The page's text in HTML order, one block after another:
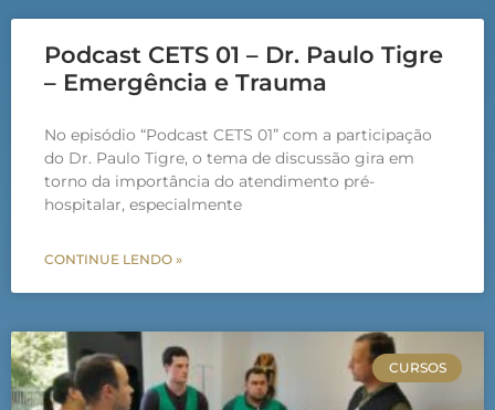
Podcast CETS 01 – Dr. Paulo Tigre
– Emergência e Trauma
No episódio “Podcast CETS 01” com a participação
do Dr. Paulo Tigre, o tema de discussão gira em
torno da importância do atendimento pré-
hospitalar, especialmente
CONTINUE LENDO »
CURSOS